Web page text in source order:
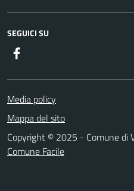
SEGUICI SU
Media policy
Mappa del sito
Copyright © 2025 - Comune di
Comune Facile